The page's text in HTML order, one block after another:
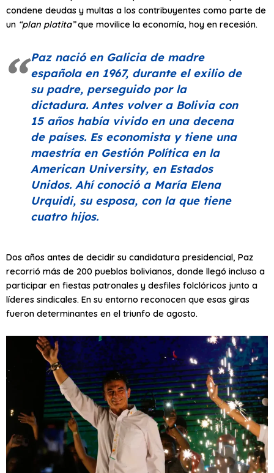
condene deudas y multas a los contribuyentes como parte de
un “plan platita”que movilice la economía, hoy en recesión.
Paz nació en Galicia de madre
española en 1967, durante el exilio de
su padre, perseguido por la
dictadura. Antes volver a Bolivia con
15 años había vivido en una decena
de países. Es economista y tiene una
maestría en Gestión Política en la
American University, en Estados
Unidos. Ahí conoció a María Elena
Urquidi, su esposa, con la que tiene
cuatro hijos.
Dos años antes de decidir su candidatura presidencial, Paz
recorrió más de 200 pueblos bolivianos, donde llegó incluso a
participar en fiestas patronales y desfiles folclóricos junto a
líderes sindicales. En su entorno reconocen que esas giras
fueron determinantes en el triunfo de agosto.